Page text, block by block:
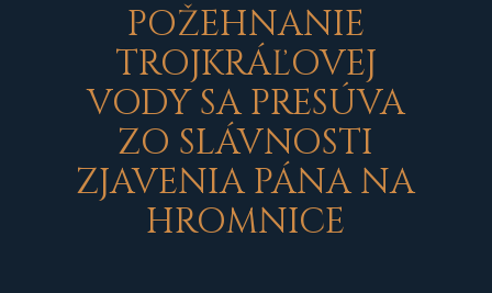
POŽEHNANIE
TROJKRÁĽOVEJ
VODY SA PRESÚVA
ZO SLÁVNOSTI
ZJAVENIA PÁNA NA
HROMNICE